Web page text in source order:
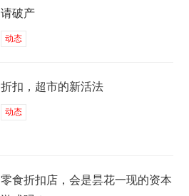
请破产
动态
折扣，超市的新活法
动态
零食折扣店，会是昙花一现的资本